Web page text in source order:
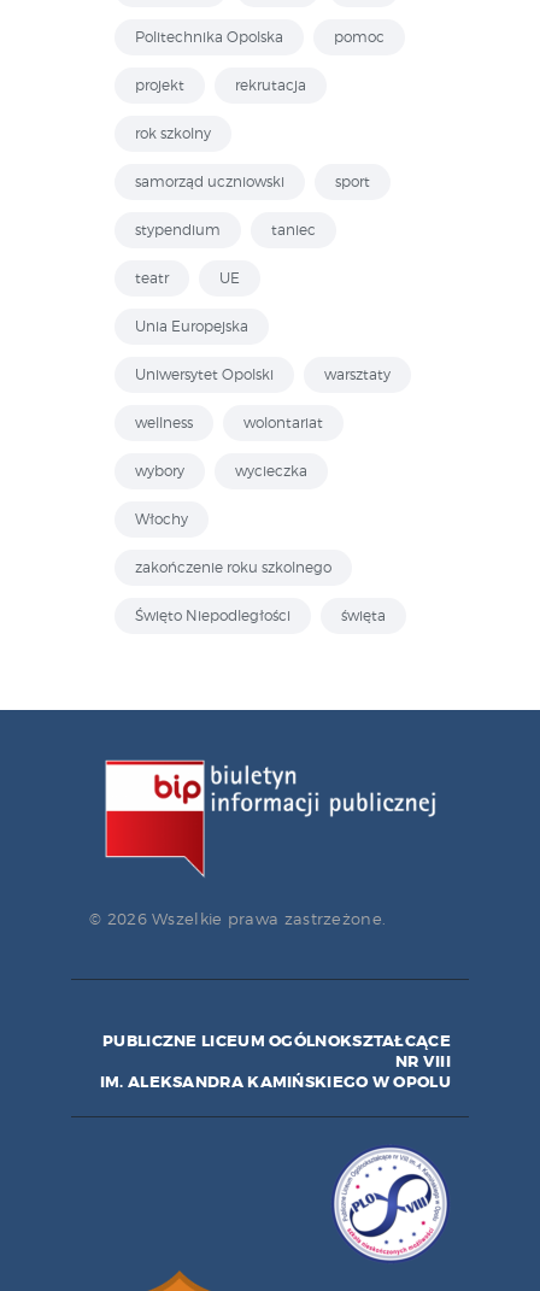
Politechnika Opolska pomoc
projekt rekrutacja
rok szkolny
samorząd uczniowski sport
stypendium taniec
teatr UE
Unia Europejska
Uniwersytet Opolski warsztaty
wellness wolontariat
wybory wycieczka
Włochy
zakończenie roku szkolnego
Święto Niepodległości święta
© 2026 Wszelkie prawa zastrzeżone.
PUBLICZNE LICEUM OGÓLNOKSZTAŁCĄCE
NR VIII
IM. ALEKSANDRA KAMIŃSKIEGO W OPOLU